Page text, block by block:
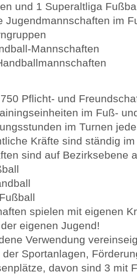
und 1 Superaltliga
Jugendmannschaften im
Mannschaften
Pflicht- und
im Fuß-
im Turnen
Kräfte sind ständig
sind auf Bezirksebene
spielen mit eigenen
eigenen Jugend!
Verwendung
Sportanlagen,
davon sind 3 mit